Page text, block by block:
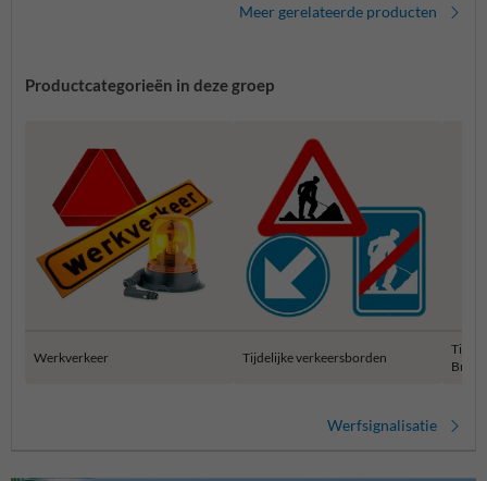
Meer gerelateerde producten
Productcategorieën in deze groep
Werkverkeer Tijdelijke verkeersborden
Werfsignalisatie